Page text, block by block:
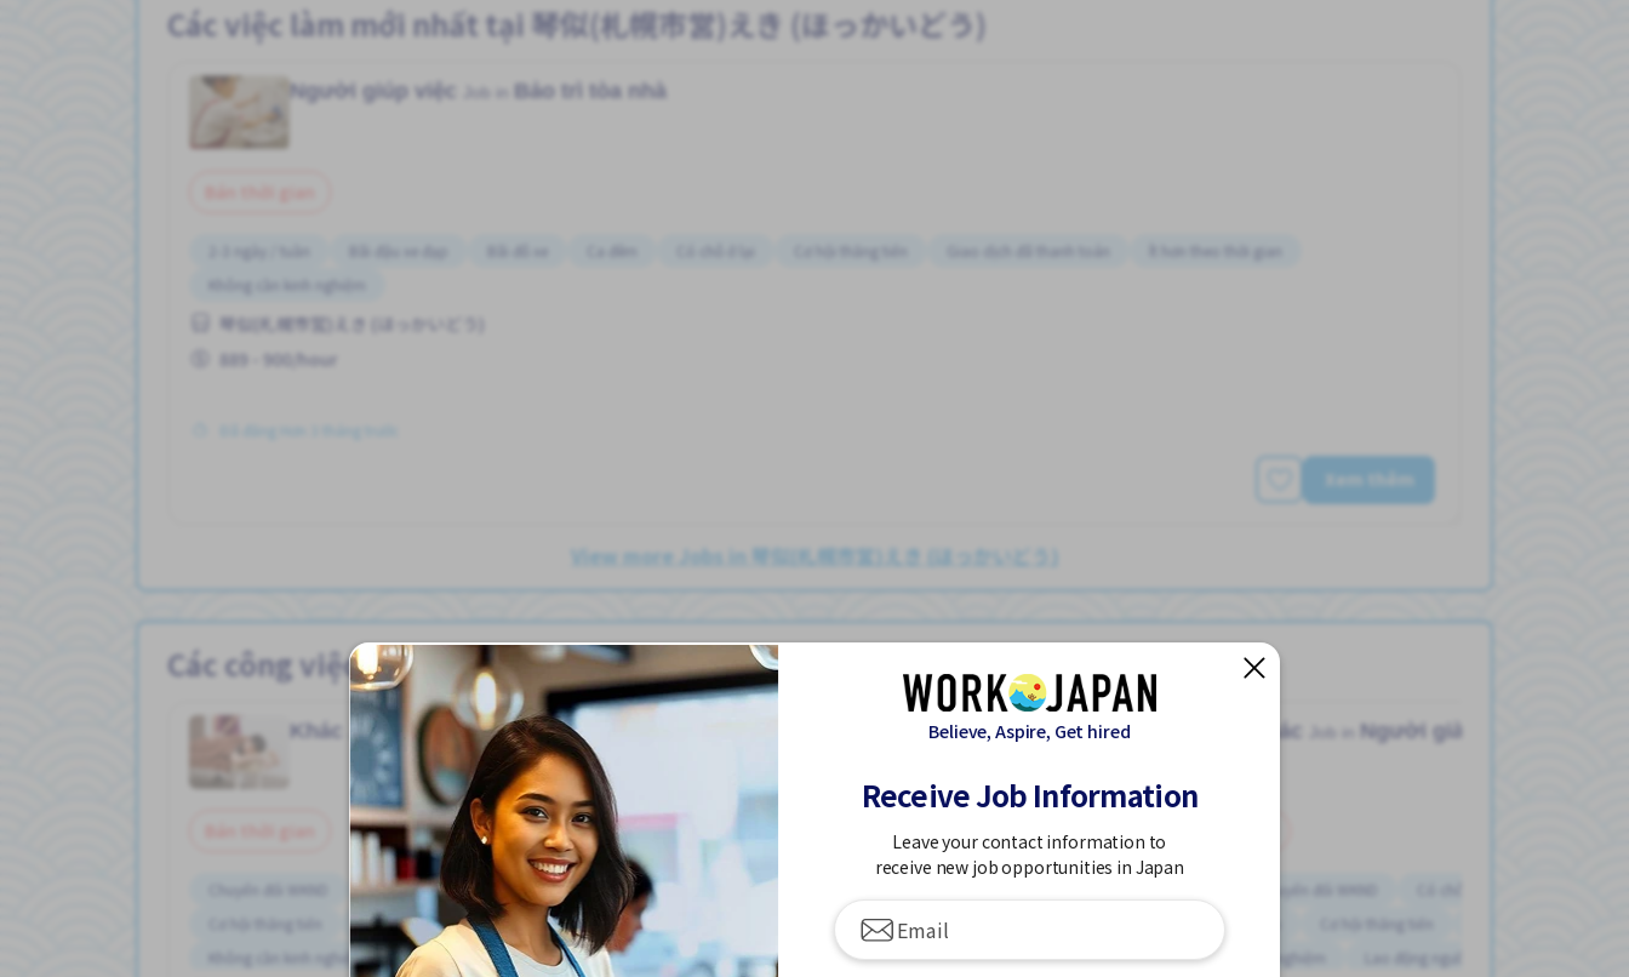
Các việc làm mới nhất tại 琴似(札幌市営)えき (ほっかいどう)
Người giúp việc Bảo trì tòa nhà
2-3 ngày / tuần Bãi đậu xe đạp Cơ hội thăng tiến Giao dịch đã thanh toán
Ít hơn theo thời gian
Không cần kinh nghiệm
琴似(札幌市営)えき (ほっかいどう)
889 - 900/hour
Đã đăng Hơn 3 tháng trước
Xem thêm
View more Jobs in 琴似(札幌市営)えき (ほっかいどう)
Các công việc Người già
Khác Job in Người già
Chuyển đổi WKND Có chỗ ở lại
Cơ hội lương cao
Cơ hội thăng tiến
Gần ga tàu
Không cần kinh nghiệm
Lao động người nước ngoài
Người già
Bán thời gian
Cơ hội thăng tiến
Không cần kinh nghiệm
Lao động người nước ngoài
Khác Người già
Chuyển đổi WKND
Cơ hội lương cao
Cơ hội thăng tiến
Không cần kinh nghiệm
Lao động người nước ngoài
Believe, Aspire, Get hired
Receive Job Information
Leave your contact information to
receive new job opportunities in Japan